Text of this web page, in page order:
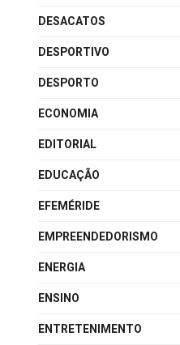
DESACATOS
DESPORTIVO
DESPORTO
ECONOMIA
EDITORIAL
EDUCAÇÃO
EFEMÉRIDE
EMPREENDEDORISMO
ENERGIA
ENSINO
ENTRETENIMENTO